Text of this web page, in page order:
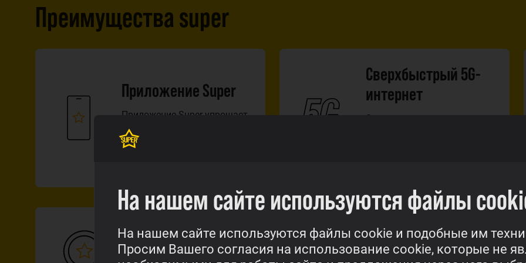
На нашем сайте используются файлы
На нашем сайте используются файлы cookie и подобные им
Просим Вашего согласия на использование cookie, которые не
Преимущества super
Приложение Super
Приложение Super упрощает
жизнь.
Читай о приложении
Сверхбыстрый 5G-
интернет
Super разгоняет даже
Бонусы за загрузку
Super дает столько бонусов, что их хватит на все
С